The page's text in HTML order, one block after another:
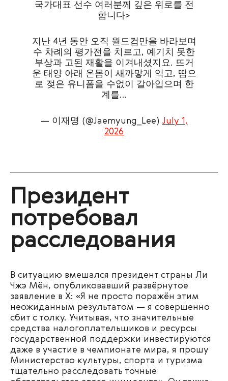
국가대표 선수 여러분께 깊은 위로를 전
합니다>
지난 4년 동안 오직 월드컵만을 바라보며
수 차례의 평가전을 치르고, 예기치 못한
부상과 고된 재활을 이겨내셨지요. 뜨거
운 태양 아래 온몸이 새까맣게 익고, 땀으
로 젖은 유니폼을 수없이 갈아입으며 한
계를…
— 이재명 (@Jaemyung_Lee) July 1,
2026
Президент
потребовал
расследования
В ситуацию вмешался президент страны Ли
Чжэ Мён, опубликовавший развёрнутое
заявление в X: «Я не просто поражён этим
неожиданным результатом — я совершенно
сбит с толку. Учитывая, что значительные
средства налогоплательщиков и ресурсы
государственной поддержки инвестируются
даже в участие в чемпионате мира, я прошу
Министерство культуры, спорта и туризма
тщательно расследовать точные